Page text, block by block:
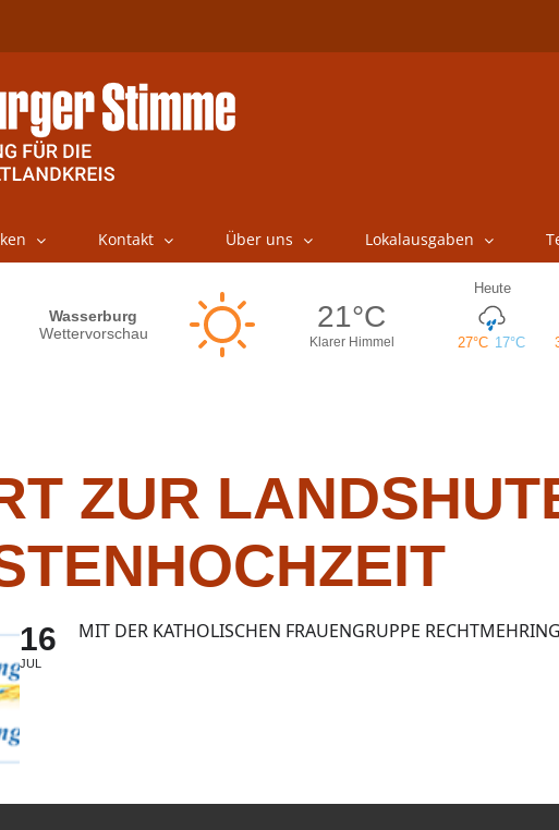
Kontakt Über uns Lokalausgaben
ZUR
16
JUL
MIT DER KATHOLISCHEN FRAUENGRUPPE